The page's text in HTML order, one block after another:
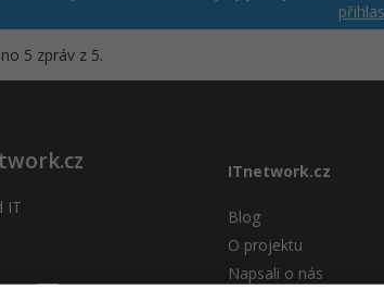
přihlas
5 zpráv z 5.
IT
ITnetwork.cz
Blog
O projektu
Napsali o nás